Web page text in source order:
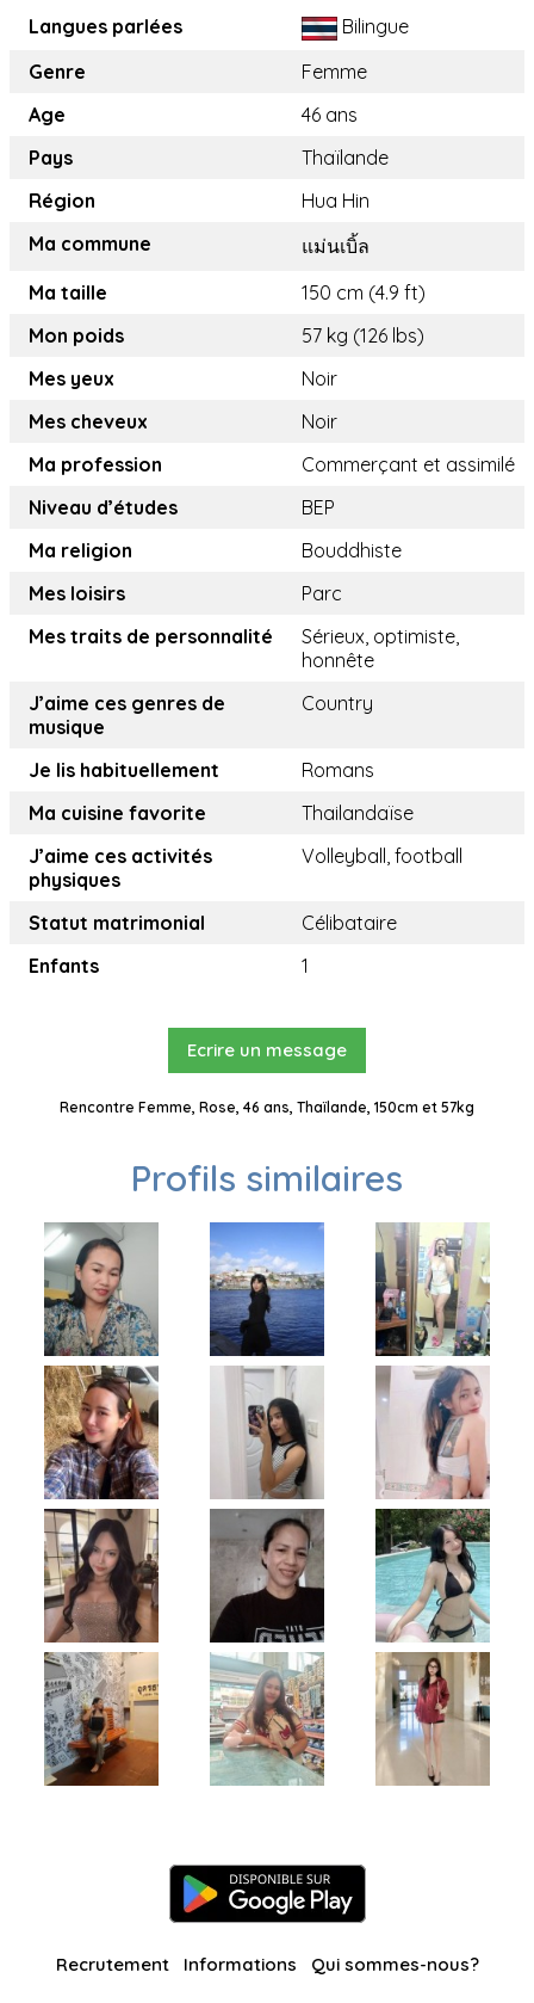
Langues parlées
Bilingue
Genre
Femme
Age
46 ans
Pays
Thaïlande
Région
Hua Hin
Ma commune
แม่นเบิ้ล
Ma taille
150 cm (4.9 ft)
Mon poids
57 kg (126 lbs)
Mes yeux
Noir
Mes cheveux
Noir
Ma profession
Commerçant et assimilé
Niveau d’études
BEP
Ma religion
Bouddhiste
Mes loisirs
Parc
Mes traits de personnalité
Sérieux, optimiste,
honnête
J’aime ces genres de
musique
Country
Je lis habituellement
Romans
Ma cuisine favorite
Thailandaïse
J’aime ces activités
physiques
Volleyball, football
Statut matrimonial
Célibataire
Enfants
1
Ecrire un message
Rencontre Femme, Rose, 46 ans, Thaïlande, 150cm et 57kg
Profils similaires
Recrutement Informations Qui sommes-nous?